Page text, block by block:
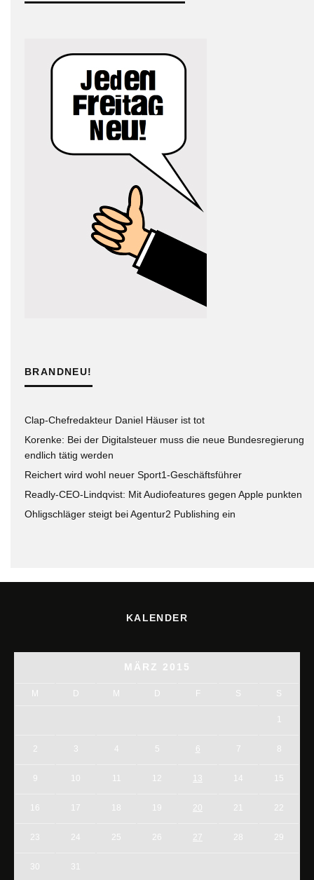
BRANDNEU!
Clap-Chefredakteur Daniel Häuser ist tot
Korenke: Bei der Digitalsteuer muss die neue Bundesregierung
endlich tätig werden
Reichert wird wohl neuer Sport1-Geschäftsführer
Readly-CEO-Lindqvist: Mit Audiofeatures gegen Apple punkten
Ohligschläger steigt bei Agentur2 Publishing ein
KALENDER
MÄRZ 2015
M D M D F S S
1
2 3 5 6 7 8
9 10 11 12 13 14 15
16 17 18 19 20 21 22
23 24 25 26 27 28 29
30 31